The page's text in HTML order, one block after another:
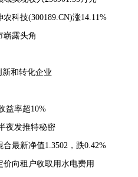
科技(300189.CN)涨14.11%
崭露头角
新和转化企业
益率超10%
夜发推特秘密
最新净值1.3502，跌0.42%
向租户收取用水电费用